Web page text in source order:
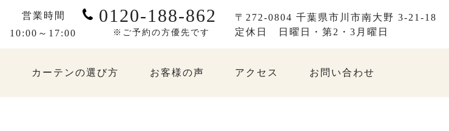
営業時間
10:00～17:00
0120-188-862
※ご予約の方優先です
〒272-0804 千葉県市川市南大野 3-21-18
定休日
日曜日・第2・3月曜日
カーテンの選び方 お客様の声 アクセス お問い合わせ